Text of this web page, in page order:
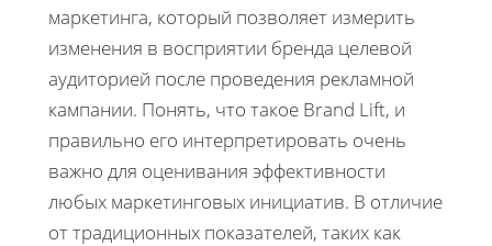
маркетинга, который позволяет измерить
изменения в восприятии бренда целевой
аудиторией после проведения рекламной
кампании. Понять, что такое Brand Lift, и
правильно его интерпретировать очень
важно для оценивания эффективности
любых маркетинговых инициатив. В отличие
от традиционных показателей, таких как